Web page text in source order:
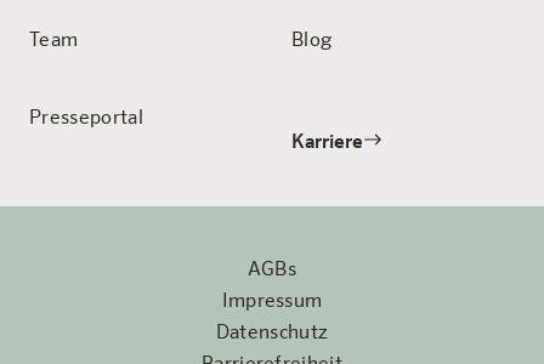
Team Blog
Presseportal
Karriere
AGBs
Impressum
Datenschutz